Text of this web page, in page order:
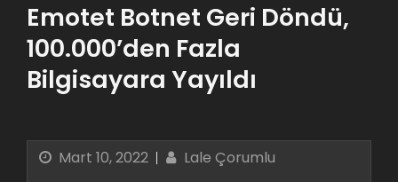
Emotet Botnet Geri Döndü,
100.000’den Fazla
Bilgisayara Yayıldı
Mart 10, 2022 Lale Çorumlu